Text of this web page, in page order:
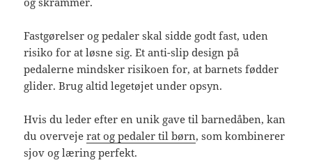
Fastgørelser og pedaler skal sidde godt fast, uden
risiko for at løsne sig. Et anti-slip design på
pedalerne mindsker risikoen for, at barnets fødder
glider. Brug altid legetøjet under opsyn.
Hvis du leder efter en unik gave til barnedåben, kan
du overvejerat og pedaler til børn, som kombinerer
sjov og læring perfekt.